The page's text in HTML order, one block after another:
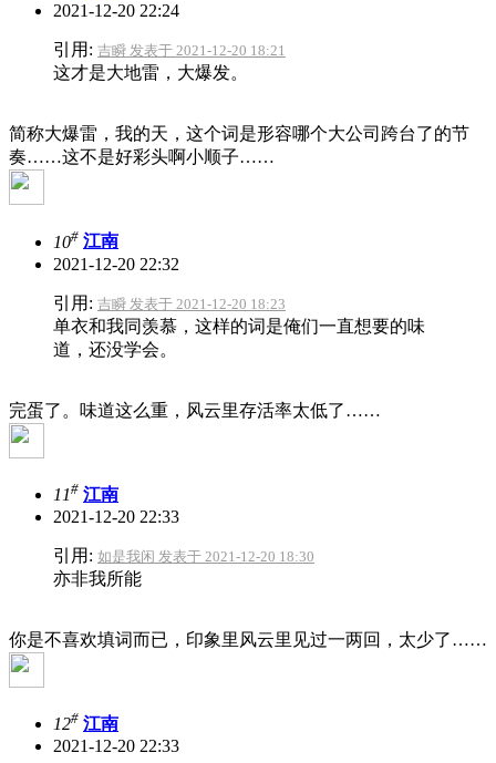
2021-12-20 22:24
引用: 吉瞬 发表于 2021-12-20 18:21
这才是大地雷，大爆发。
简称大爆雷，我的天，这个词是形容哪个大公司跨台了的节
奏……这不是好彩头啊小顺子……
10# 江南
2021-12-20 22:32
引用: 吉瞬 发表于 2021-12-20 18:23
单衣和我同羡慕，这样的词是俺们一直想要的味
道，还没学会。
完蛋了。味道这么重，风云里存活率太低了……
11# 江南
2021-12-20 22:33
引用: 如是我闲 发表于 2021-12-20 18:30
亦非我所能
你是不喜欢填词而已，印象里风云里见过一两回，太少了……
12# 江南
2021-12-20 22:33